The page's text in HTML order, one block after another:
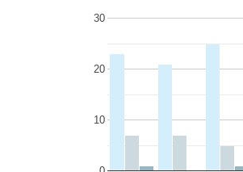
10
20
30